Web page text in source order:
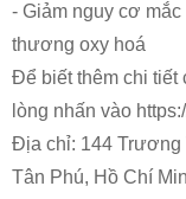
- Giảm nguy cơ
thương oxy hoá
Để biết thêm chi tiết
lòng nhấn vào
Địa chỉ: 144 Trương
Tân Phú, Hồ Chí